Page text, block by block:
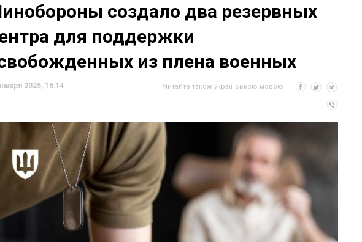
создало два резервных
для поддержки
из плена военных
2025, 16:14 Читайте також українською мовою